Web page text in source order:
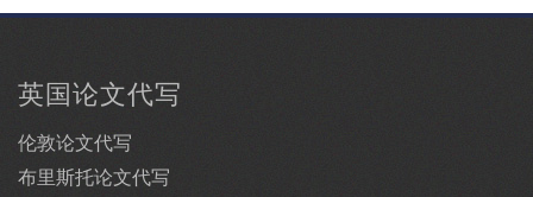
英国论文代写
伦敦论文代写
布里斯托论文代写